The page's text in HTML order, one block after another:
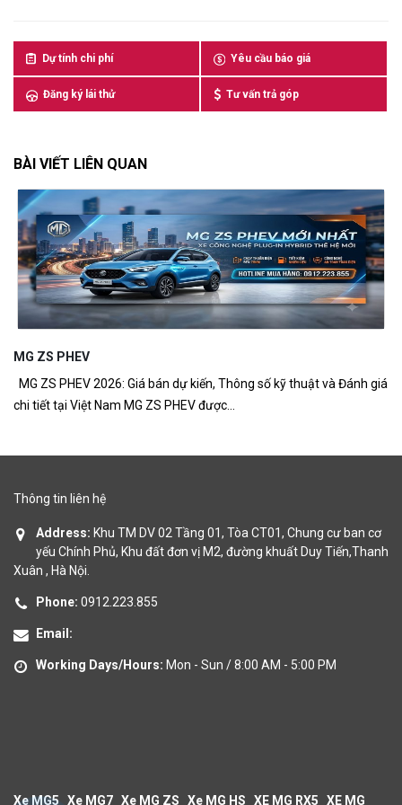
Dự tính chi phí Yêu cầu báo giá
Đăng ký lái thử Tư vấn trả góp
BÀI VIẾT LIÊN QUAN
MG ZS PHEV
MG ZS PHEV 2026: Giá bán dự kiến, Thông số kỹ thuật và Đánh giá
chi tiết tại Việt Nam MG ZS PHEV được...
Thông tin liên hệ
Address: Khu TM DV 02 Tầng 01, Tòa CT01, Chung cư ban cơ
yếu Chính Phủ, Khu đất đơn vị M2, đường khuất Duy Tiến,Thanh
Xuân , Hà Nội.
Phone: 0912.223.855
Email:
Working Days/Hours: Mon - Sun / 8:00 AM - 5:00 PM
Xe MG5 Xe MG7 Xe MG ZS Xe MG HS XE MG RX5 XE MG